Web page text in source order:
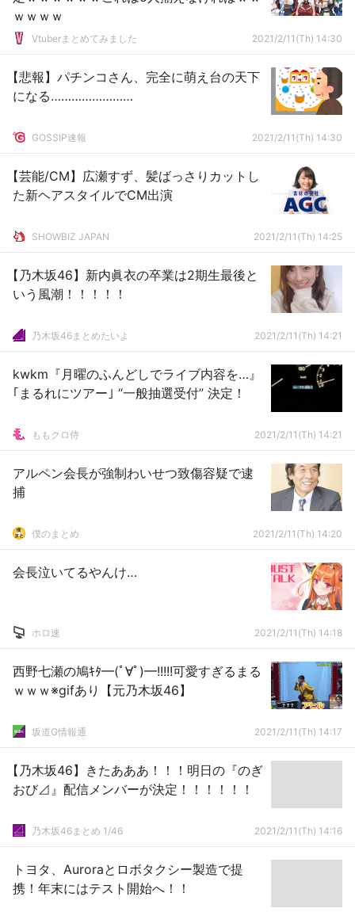
ｗｗｗｗ
Vtuberまとめてみました 2021/2/11(Th) 14:30
【悲報】パチンコさん、完全に萌え台の天下
になる……………………
GOSSIP速報 2021/2/11(Th) 14:30
【芸能/CM】広瀬すず、髪ばっさりカットし
た新ヘアスタイルでCM出演
SHOWBIZ JAPAN 2021/2/11(Th) 14:25
【乃木坂46】新内眞衣の卒業は2期生最後と
いう風潮！！！！！
乃木坂46まとめたいよ 2021/2/11(Th) 14:21
kwkm『月曜のふんどしでライブ内容を…』
｢まるれにツアー｣ “一般抽選受付” 決定！
ももクロ侍 2021/2/11(Th) 14:21
アルペン会長が強制わいせつ致傷容疑で逮
捕
僕のまとめ 2021/2/11(Th) 14:20
会長泣いてるやんけ…
ホロ速 2021/2/11(Th) 14:18
西野七瀬の鳩ｷﾀ━(ﾟ∀ﾟ)━!!!!!可愛すぎるまる
ｗｗｗ※gifあり【元乃木坂46】
坂道G情報通 2021/2/11(Th) 14:17
【乃木坂46】きたあああ！！！明日の『のぎ
おび⊿』配信メンバーが決定！！！！！！
乃木坂46まとめ 1/46 2021/2/11(Th) 14:16
トヨタ、Auroraとロボタクシー製造で提
携！年末にはテスト開始へ！！